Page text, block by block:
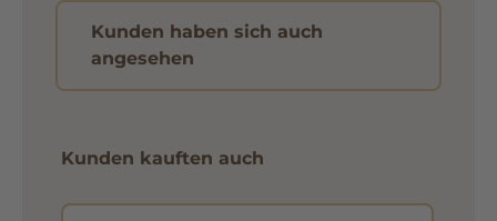
Kunden haben sich auch
angesehen
Kunden kauften auch